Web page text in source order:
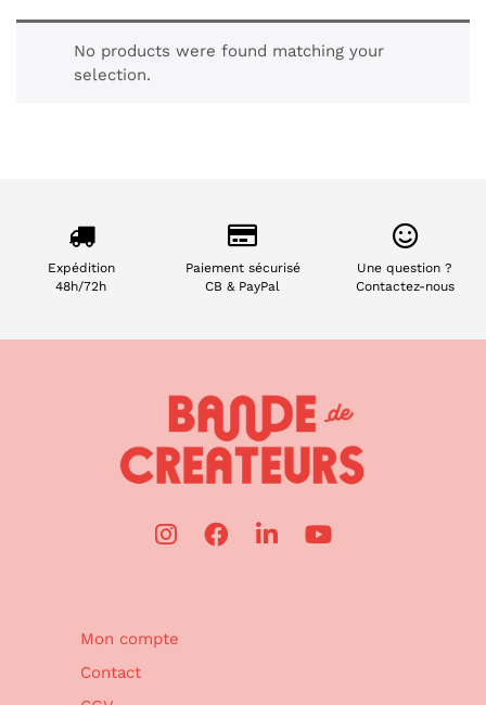
No products were found matching your
selection.
Expédition
48h/72h
Paiement sécurisé
CB & PayPal
Une question ?
Contactez-nous
Mon compte
Contact